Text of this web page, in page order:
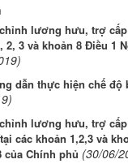
lương hưu, trợ
3 và khoản 8 Điều 1
dẫn thực hiện chế
lương hưu, trợ
các khoản 1,2,3 và
của Chính phủ (30/06/